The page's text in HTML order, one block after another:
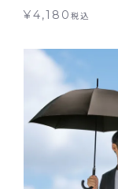
ギフト対象 晴雨兼
¥4,180税込